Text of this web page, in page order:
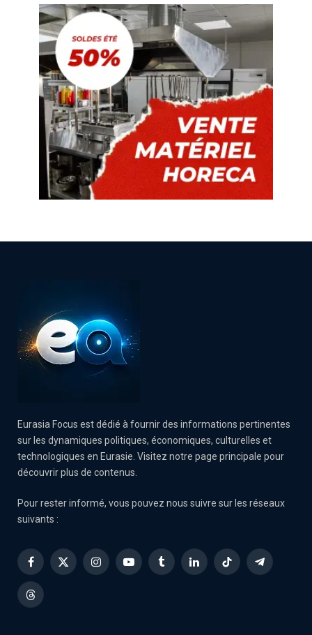
Eurasia Focus est dédié à fournir des informations pertinentes
sur les dynamiques politiques, économiques, culturelles et
technologiques en Eurasie. Visitez notre page principale pour
découvrir plus de contenus.
Pour rester informé, vous pouvez nous suivre sur les réseaux
suivants :
Facebook
X
InstagramYouTubeTumblrLinkedInTikTok Telegram
Threads